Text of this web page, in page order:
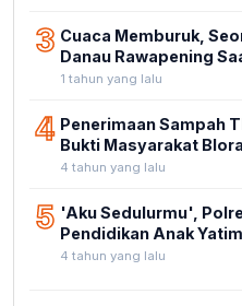
3 Cuaca Memburuk,
Danau Rawapening
1 tahun yang lalu
4 Penerimaan Sampah
Bukti Masyarakat
4 tahun yang lalu
5 'Aku Sedulurmu',
Pendidikan Anak
4 tahun yang lalu